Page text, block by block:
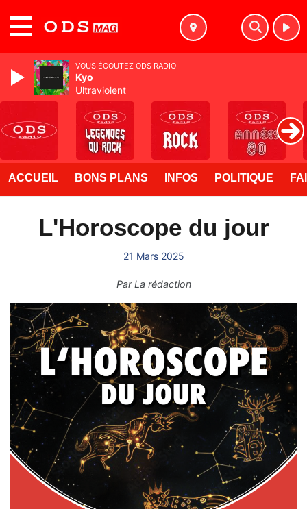
ACCUEIL BONS PLANS INFOS POLITIQUE
L'Horoscope du jour
21 Mars 2025
ParLa rédaction
VOUS ÉCOUTEZ ODS RADIO
Kyo
Ultraviolent